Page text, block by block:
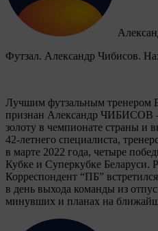
Футзал. Александр Чибисов.
Лучшим футзальным тренером
признан Александр ЧИБИСОВ
золоту в чемпионате страны
42-летнего специалиста,
в марте 2022 года, четыре
Кубке и Суперкубке Беларуси.
Корреспондент “ПБ”
в день выхода команды из
минувших и планах на